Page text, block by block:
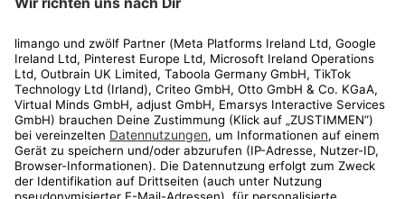
Kundenservice
Shop
Aktionen
Travel